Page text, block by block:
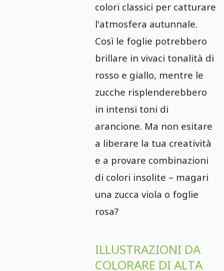
colori classici per catturare
l'atmosfera autunnale.
Così le foglie potrebbero
brillare in vivaci tonalità di
rosso e giallo, mentre le
zucche risplenderebbero
in intensi toni di
arancione. Ma non esitare
a liberare la tua creatività
e a provare combinazioni
di colori insolite – magari
una zucca viola o foglie
rosa?
ILLUSTRAZIONI DA
COLORARE DI ALTA